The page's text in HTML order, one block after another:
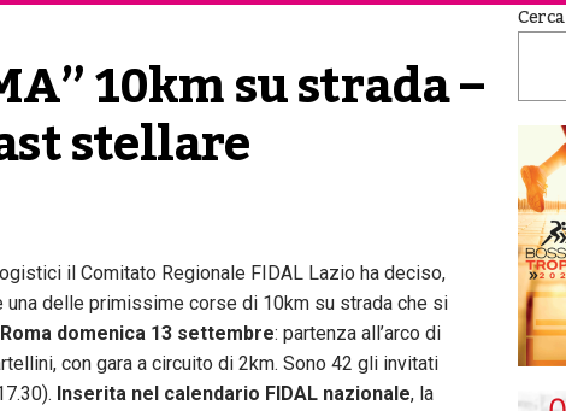
10km su strada –
stellare
il Comitato Regionale FIDAL Lazio ha deciso,
delle primissime corse di 10km su strada che si
domenica 13 settembre: partenza all’arco di
con gara a circuito di 2km. Sono 42 gli invitati
Inserita nel calendario FIDAL nazionale, la
Cerca